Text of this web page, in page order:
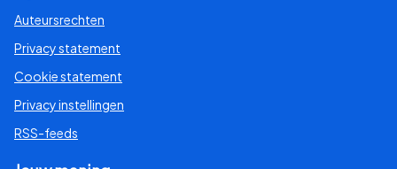
Auteursrechten
Privacy statement
Cookie statement
Privacy instellingen
RSS-feeds